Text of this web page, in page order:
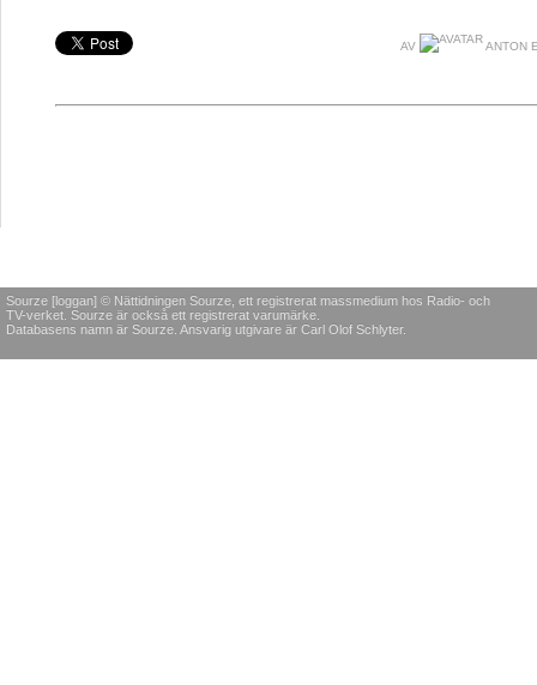
AV ANTON
Sourze [loggan] © Nättidningen Sourze, ett registrerat massmedium hos Radio- och
TV-verket. Sourze är också ett registrerat varumärke.
Databasens namn är Sourze. Ansvarig utgivare är Carl Olof Schlyter.